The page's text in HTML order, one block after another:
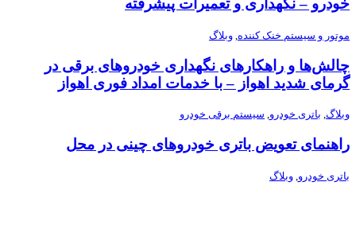
خودرو – نگهداری و تعمیرات پیشرفته
موتور و سیستم خنک‌ کننده وبلاگ
چالش‌ها و راهکارهای نگهداری خودروهای برقی در
گرمای شدید اهواز – با خدمات امداد فوری اهواز
وبلاگ, باتری خودرو, سیستم برقی خودرو
راهنمای تعویض باتری خودروهای چینی در محل
باتری خودرو وبلاگ